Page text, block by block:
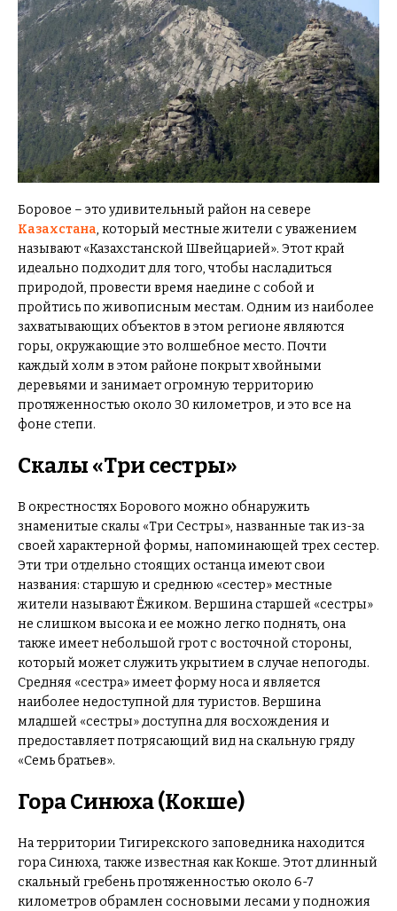
Боровое – это удивительный район на севере
Казахстана, который местные жители с уважением
называют «Казахстанской Швейцарией». Этот край
идеально подходит для того, чтобы насладиться
природой, провести время наедине с собой и
пройтись по живописным местам. Одним из наиболее
захватывающих объектов в этом регионе являются
горы, окружающие это волшебное место. Почти
каждый холм в этом районе покрыт хвойными
деревьями и занимает огромную территорию
протяженностью около 30 километров, и это все на
фоне степи.
Скалы «Три сестры»
В окрестностях Борового можно обнаружить
знаменитые скалы «Три Сестры», названные так из-за
своей характерной формы, напоминающей трех сестер.
Эти три отдельно стоящих останца имеют свои
названия: старшую и среднюю «сестер» местные
жители называют Ёжиком. Вершина старшей «сестры»
не слишком высока и ее можно легко поднять, она
также имеет небольшой грот с восточной стороны,
который может служить укрытием в случае непогоды.
Средняя «сестра» имеет форму носа и является
наиболее недоступной для туристов. Вершина
младшей «сестры» доступна для восхождения и
предоставляет потрясающий вид на скальную гряду
«Семь братьев».
Гора Синюха (Кокше)
На территории Тигирекского заповедника находится
гора Синюха, также известная как Кокше. Этот длинный
скальный гребень протяженностью около 6-7
километров обрамлен сосновыми лесами у подножия